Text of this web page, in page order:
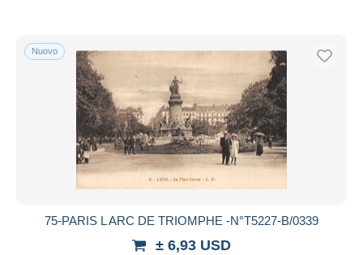
Nuovo
75-PARIS L ARC DE TRIOMPHE -N°T5227-B/0339
± 6,93 USD